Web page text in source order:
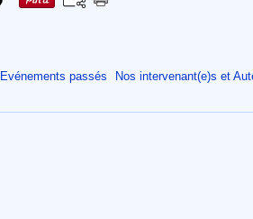
Evénements passés Nos intervenant(e)s et